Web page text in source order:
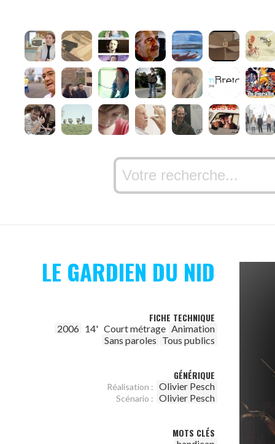
LE GARDIEN DU NID
FICHE TECHNIQUE
2006 14' Court métrage Animation
Sans paroles Tous publics
GÉNÉRIQUE
Réalisation : Olivier Pesch
Scénario : Olivier Pesch
MOTS CLÉS